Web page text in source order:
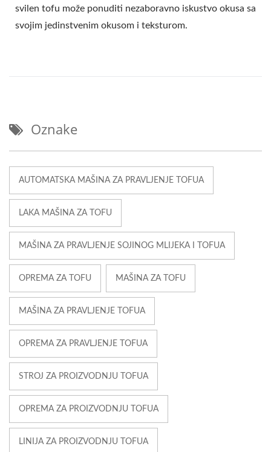
svilen tofu može ponuditi nezaboravno iskustvo okusa sa
svojim jedinstvenim okusom i teksturom.
Oznake
AUTOMATSKA MAŠINA ZA PRAVLJENJE TOFUA
LAKA MAŠINA ZA TOFU
MAŠINA ZA PRAVLJENJE SOJINOG MLIJEKA I TOFUA
OPREMA ZA TOFU MAŠINA ZA TOFU
MAŠINA ZA PRAVLJENJE TOFUA
OPREMA ZA PRAVLJENJE TOFUA
STROJ ZA PROIZVODNJU TOFUA
OPREMA ZA PROIZVODNJU TOFUA
LINIJA ZA PROIZVODNJU TOFUA